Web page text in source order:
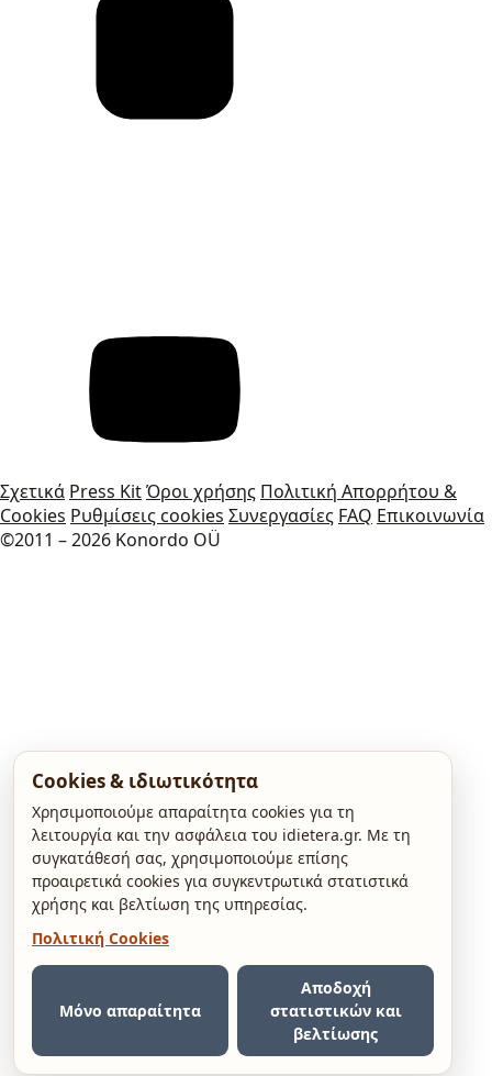
Σχετικά Press KitΌροι χρήσης Πολιτική Απορρήτου &
Cookies Ρυθμίσεις cookies Συνεργασίες FAQ Επικοινωνία
©2011 – 2026 Konordo OÜ
Cookies & ιδιωτικότητα
Χρησιμοποιούμε απαραίτητα cookies για τη
λειτουργία και την ασφάλεια του idietera.gr. Με τη
συγκατάθεσή σας, χρησιμοποιούμε επίσης
προαιρετικά cookies για συγκεντρωτικά στατιστικά
χρήσης και βελτίωση της υπηρεσίας.
Πολιτική Cookies
Μόνο απαραίτητα
Αποδοχή
στατιστικών και
βελτίωσης